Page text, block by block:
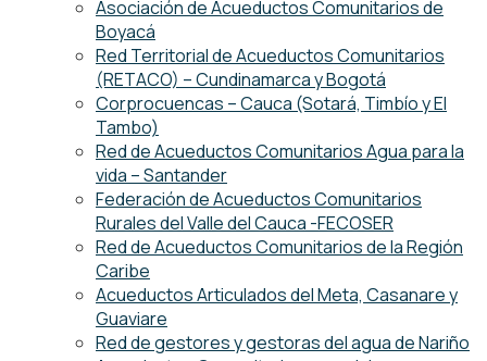
Asociación de Acueductos Comunitarios de
Boyacá
Red Territorial de Acueductos Comunitarios
(RETACO) – Cundinamarca y Bogotá
Corprocuencas – Cauca (Sotará, Timbío y El
Tambo)
Red de Acueductos Comunitarios Agua para la
vida – Santander
Federación de Acueductos Comunitarios
Rurales del Valle del Cauca -FECOSER
Red de Acueductos Comunitarios de la Región
Caribe
Acueductos Articulados del Meta, Casanare y
Guaviare
Red de gestores y gestoras del agua de Nariño